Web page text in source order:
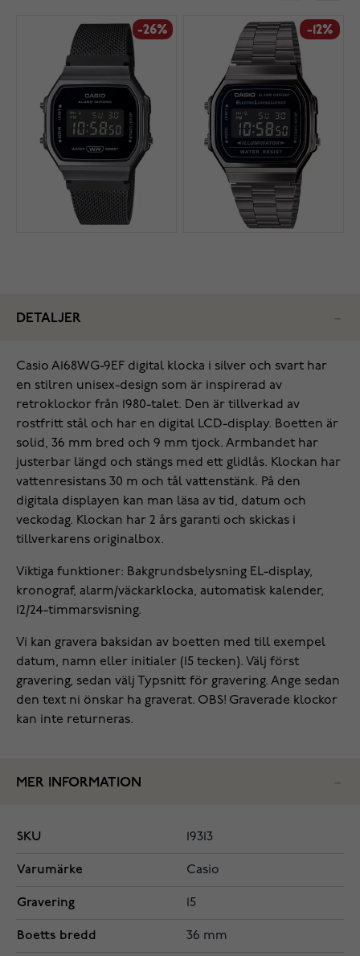
-26% -12%
DETALJER
Casio A168WG-9EF digital klocka i silver och svart har
en stilren unisex-design som är inspirerad av
retroklockor från 1980-talet. Den är tillverkad av
rostfritt stål och har en digital LCD-display. Boetten är
solid, 36 mm bred och 9 mm tjock. Armbandet har
justerbar längd och stängs med ett glidlås. Klockan har
vattenresistans 30 m och tål vattenstänk. På den
digitala displayen kan man läsa av tid, datum och
veckodag. Klockan har 2 års garanti och skickas i
tillverkarens originalbox.
Viktiga funktioner: Bakgrundsbelysning EL-display,
kronograf, alarm/väckarklocka, automatisk kalender,
12/24-timmarsvisning.
Vi kan gravera baksidan av boetten med till exempel
datum, namn eller initialer (15 tecken). Välj först
gravering, sedan välj Typsnitt för gravering. Ange sedan
den text ni önskar ha graverat. OBS! Graverade klockor
kan inte returneras.
MER INFORMATION
SKU 19313
Varumärke Casio
Gravering 15
Boetts bredd 36 mm